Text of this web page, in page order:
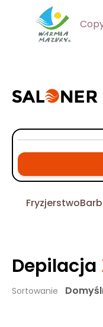
Fryzjerstwo
Depilacja
Sortowanie